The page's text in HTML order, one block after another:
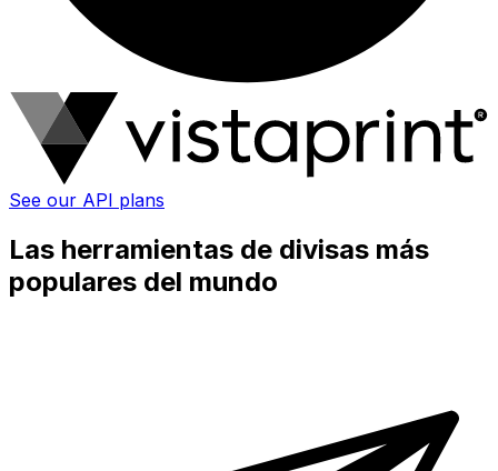
See our API plans
Las herramientas de divisas más
populares del mundo